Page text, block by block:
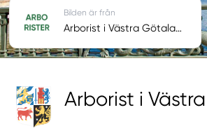
Arborist i
Bilden är från
Arborist i Västra Götaland